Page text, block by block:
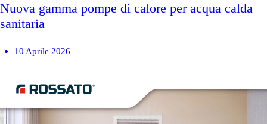
Nuova gamma pompe di calore per acqua calda
sanitaria
10 Aprile 2026